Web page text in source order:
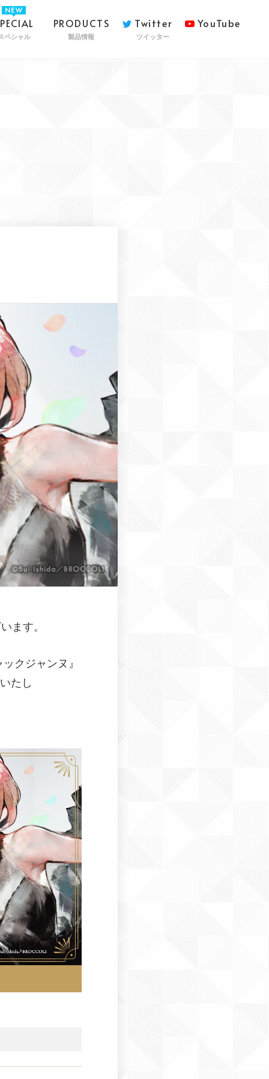
ペシャル
PRODUCTS
製品情報
Twitter
ツイッター
YouTube
ます。
クジャンヌ』
たし